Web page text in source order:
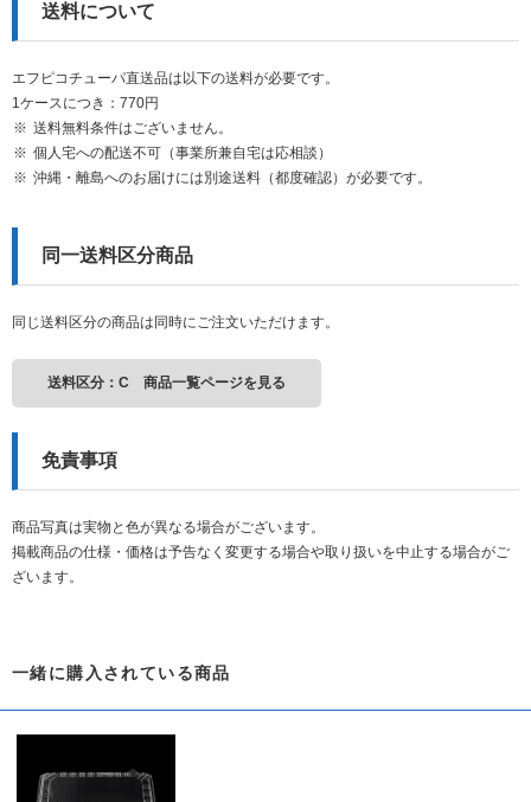
送料について
エフピコチューパ直送品は以下の送料が必要です。
1ケースにつき：770円
送料無料条件はございません。
個人宅への配送不可（事業所兼自宅は応相談）
沖縄・離島へのお届けには別途送料（都度確認）が必要です。
同一送料区分商品
同じ送料区分の商品は同時にご注文いただけます。
送料区分：C 商品一覧ページを見る
免責事項
商品写真は実物と色が異なる場合がございます。
掲載商品の仕様・価格は予告なく変更する場合や取り扱いを中止する場合がご
ざいます。
一緒に購入されている商品